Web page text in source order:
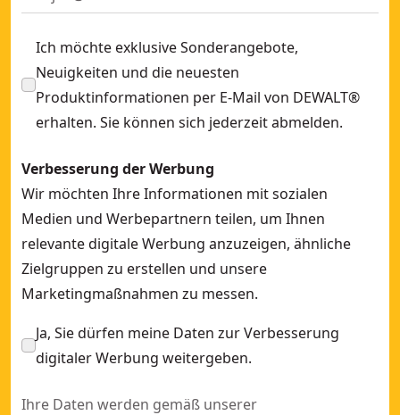
Ich möchte exklusive Sonderangebote,
Neuigkeiten und die neuesten
Produktinformationen per E-Mail von DEWALT®
erhalten. Sie können sich jederzeit abmelden.
Verbesserung der Werbung
Wir möchten Ihre Informationen mit sozialen
Medien und Werbepartnern teilen, um Ihnen
relevante digitale Werbung anzuzeigen, ähnliche
Zielgruppen zu erstellen und unsere
Marketingmaßnahmen zu messen.
Ja, Sie dürfen meine Daten zur Verbesserung
digitaler Werbung weitergeben.
Ihre Daten werden gemäß unserer